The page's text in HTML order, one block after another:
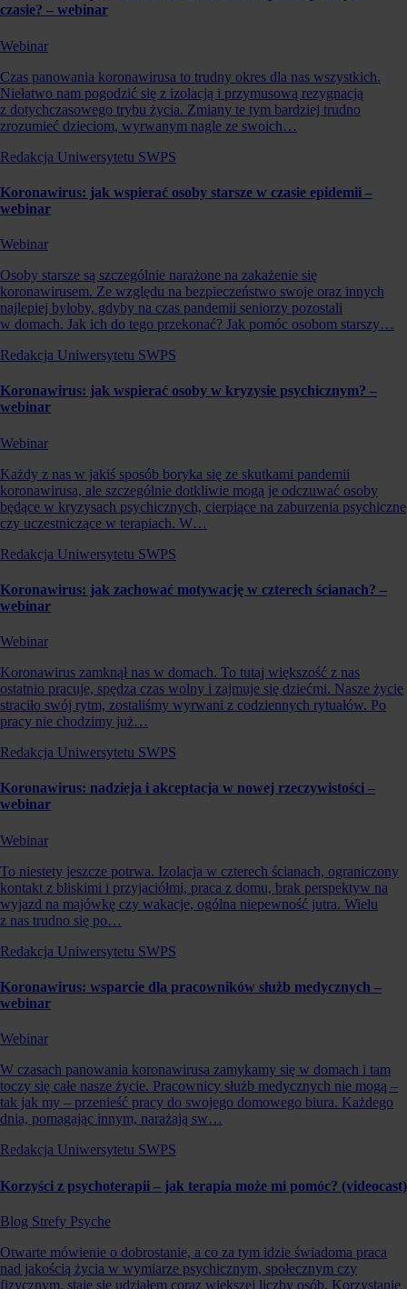
czasie? – webinar
Webinar
Czas panowania koronawirusa to trudny okres dla nas wszystkich.
Niełatwo nam pogodzić się z izolacją i przymusową rezygnacją
z dotychczasowego trybu życia. Zmiany te tym bardziej trudno
zrozumieć dzieciom, wyrwanym nagle ze swoich…
Redakcja Uniwersytetu SWPS
Koronawirus: jak wspierać osoby starsze w czasie epidemii –
webinar
Webinar
Osoby starsze są szczególnie narażone na zakażenie się
koronawirusem. Ze względu na bezpieczeństwo swoje oraz innych
najlepiej byłoby, gdyby na czas pandemii seniorzy pozostali
w domach. Jak ich do tego przekonać? Jak pomóc osobom starszy…
Redakcja Uniwersytetu SWPS
Koronawirus: jak wspierać osoby w kryzysie psychicznym? –
webinar
Webinar
Każdy z nas w jakiś sposób boryka się ze skutkami pandemii
koronawirusa, ale szczególnie dotkliwie mogą je odczuwać osoby
będące w kryzysach psychicznych, cierpiące na zaburzenia psychiczne
czy uczestniczące w terapiach. W…
Redakcja Uniwersytetu SWPS
Koronawirus: jak zachować motywację w czterech ścianach? –
webinar
Webinar
Koronawirus zamknął nas w domach. To tutaj większość z nas
ostatnio pracuje, spędza czas wolny i zajmuje się dziećmi. Nasze życie
straciło swój rytm, zostaliśmy wyrwani z codziennych rytuałów. Po
pracy nie chodzimy już…
Redakcja Uniwersytetu SWPS
Koronawirus: nadzieja i akceptacja w nowej rzeczywistości –
webinar
Webinar
To niestety jeszcze potrwa. Izolacja w czterech ścianach, ograniczony
kontakt z bliskimi i przyjaciółmi, praca z domu, brak perspektyw na
wyjazd na majówkę czy wakacje, ogólna niepewność jutra. Wielu
z nas trudno się po…
Redakcja Uniwersytetu SWPS
Koronawirus: wsparcie dla pracowników służb medycznych –
webinar
Webinar
W czasach panowania koronawirusa zamykamy się w domach i tam
toczy się całe nasze życie. Pracownicy służb medycznych nie mogą –
tak jak my – przenieść pracy do swojego domowego biura. Każdego
dnia, pomagając innym, narażają sw…
Redakcja Uniwersytetu SWPS
Korzyści z psychoterapii – jak terapia może mi pomóc? (videocast)
Blog Strefy Psyche
Otwarte mówienie o dobrostanie, a co za tym idzie świadoma praca
nad jakością życia w wymiarze psychicznym, społecznym czy
fizycznym, staje się udziałem coraz większej liczby osób. Korzystanie